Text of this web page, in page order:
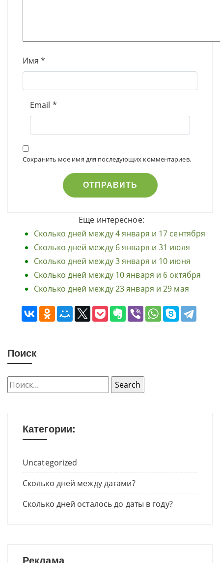
Имя *
Email *
Сохранить мое имя для последующих комментариев.
Еще интересное:
Сколько дней между 4 января и 17 сентября
Сколько дней между 6 января и 31 июля
Сколько дней между 3 января и 10 июня
Сколько дней между 10 января и 6 октября
Сколько дней между 23 января и 29 мая
Поиск
Категории:
Uncategorized
Сколько дней между датами?
Сколько дней осталось до даты в году?
Реклама